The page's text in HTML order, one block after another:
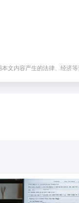
内容产生的法律、经济